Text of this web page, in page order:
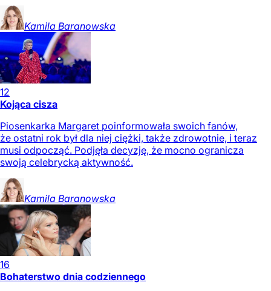
Kamila Baranowska
12
Kojąca cisza
Piosenkarka Margaret poinformowała swoich fanów,
że ostatni rok był dla niej ciężki, także zdrowotnie, i teraz
musi odpocząć. Podjęła decyzję, że mocno ogranicza
swoją celebrycką aktywność.
Kamila Baranowska
16
Bohaterstwo dnia codziennego